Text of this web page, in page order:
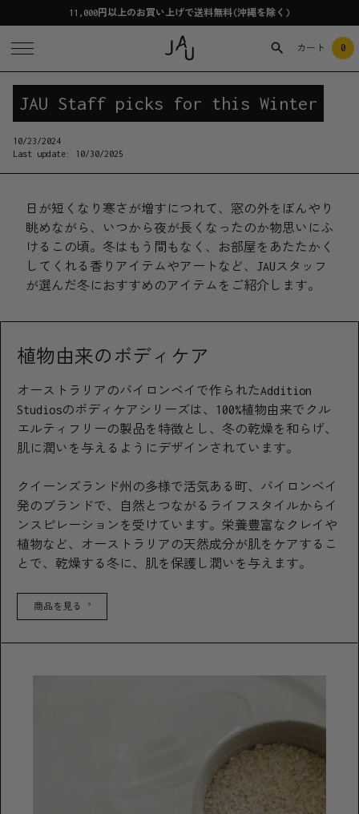
11,000円以上のお買い上げで送料無料(沖縄を除く)
カート 0
JAU Staff picks for this Winter
10/23/2024
Last update: 10/30/2025
日が短くなり寒さが増すにつれて、窓の外をぼんやり
眺めながら、いつから夜が長くなったのか物思いにふ
けるこの頃。冬はもう間もなく、お部屋をあたたかく
してくれる香りアイテムやアートなど、JAUスタッフ
が選んだ冬におすすめのアイテムをご紹介します。
植物由来のボディケア
オーストラリアのバイロンベイで作られたAddition
Studiosのボディケアシリーズは、100%植物由来でクル
エルティフリーの製品を特徴とし、冬の乾燥を和らげ、
肌に潤いを与えるようにデザインされています。
クイーンズランド州の多様で活気ある町、バイロンベイ
発のブランドで、自然とつながるライフスタイルからイ
ンスピレーションを受けています。栄養豊富なクレイや
植物など、オーストラリアの天然成分が肌をケアするこ
とで、乾燥する冬に、肌を保護し潤いを与えます。
商品を見る 9